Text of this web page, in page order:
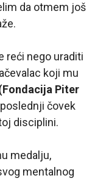
da otmem još
reći nego uraditi
koji mu
Piter
čovek
disciplini.
medalju,
mentalnog